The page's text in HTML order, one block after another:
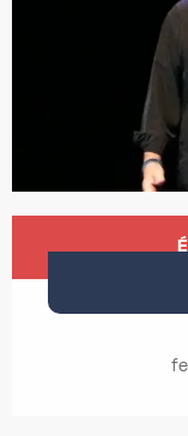
Ouverture et